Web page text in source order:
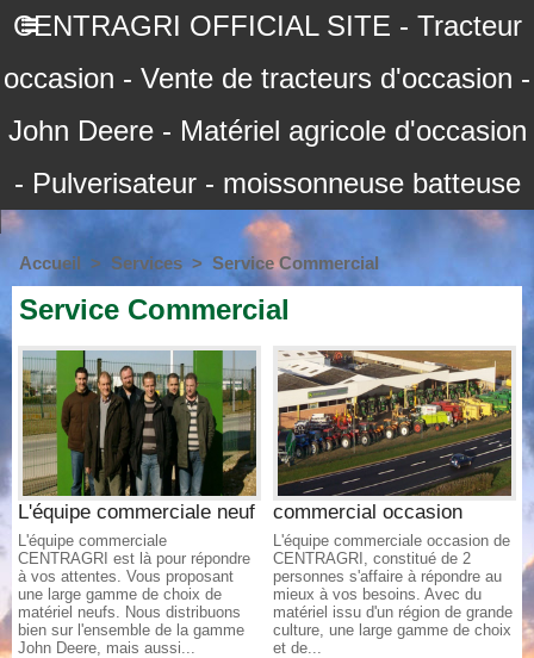
CENTRAGRI OFFICIAL SITE - Tracteur
occasion - Vente de tracteurs d'occasion -
John Deere - Matériel agricole d'occasion
- Pulverisateur - moissonneuse batteuse
Accueil > Services > Service Commercial
Service Commercial
L'équipe commerciale neuf
L'équipe commerciale
CENTRAGRI est là pour répondre
à vos attentes. Vous proposant
une large gamme de choix de
matériel neufs. Nous distribuons
bien sur l'ensemble de la gamme
John Deere, mais aussi...
commercial occasion
L'équipe commerciale occasion de
CENTRAGRI, constitué de 2
personnes s'affaire à répondre au
mieux à vos besoins. Avec du
matériel issu d'un région de grande
culture, une large gamme de choix
et de...